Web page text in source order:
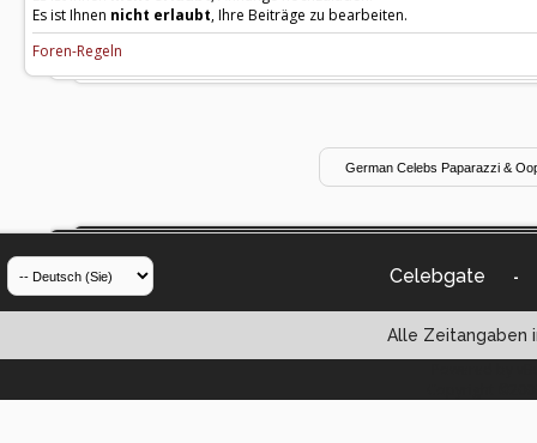
Es ist Ihnen nicht erlaubt, Ihre Beiträge zu bearbeiten.
Foren-Regeln
Celebgate -
Alle Zeitangaben